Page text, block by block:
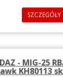
SZCZEGÓŁY
- MIG-25
KH80113